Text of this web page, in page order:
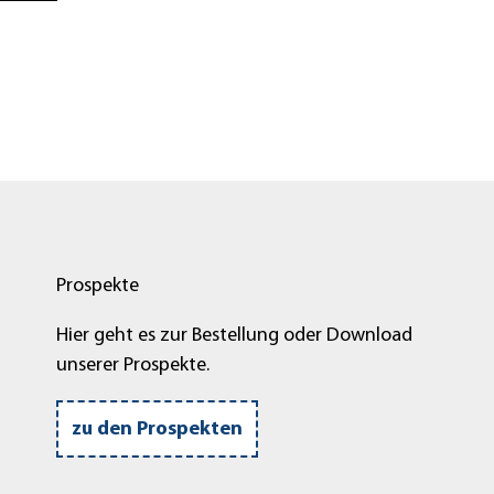
Prospekte
Hier geht es zur Bestellung oder Download
unserer Prospekte.
zu den Prospekten